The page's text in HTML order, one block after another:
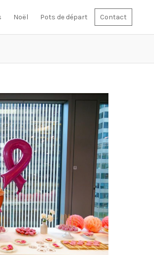
Noël Pots de départ Contact